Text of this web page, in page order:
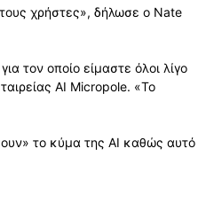
χρήστες», δήλωσε ο Nate
τον οποίο είμαστε όλοι λίγο
AI Micropole. «Το
το κύμα της AI καθώς αυτό